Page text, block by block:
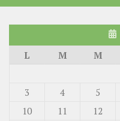
L
M M
3
4 5
10
11 12